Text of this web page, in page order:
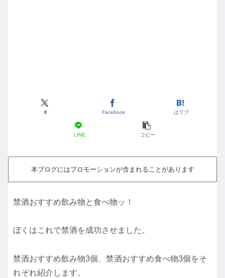
X Facebook はてブ
LINE コピー
本ブログにはプロモーションが含まれることがあります
禁酒おすすめ飲み物と食べ物ッ！
ぼくはこれで禁酒を成功させました。
禁酒おすすめ飲み物3個、禁酒おすすめ食べ物3個をそ
れぞれ紹介します。